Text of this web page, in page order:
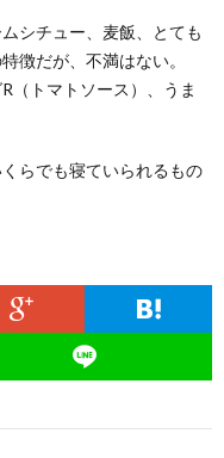
ポ
リ
シ
せ
シチュー、麦飯、とても
徴だが、不満はない。
（トマトソース）、うま
らでも寝ていられるもの